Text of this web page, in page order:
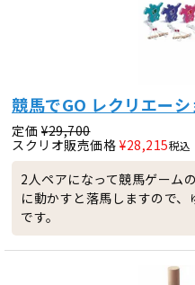
競馬でGO レクリエーシ
定価 ¥29,700
スクリオ販売価格 ¥28,215税込
2人ペアになって競馬ゲーム
に動かすと落馬しますので
です。